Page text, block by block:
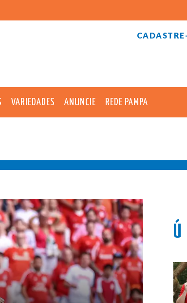
VARIEDADES ANUNCIE REDE PAMPA